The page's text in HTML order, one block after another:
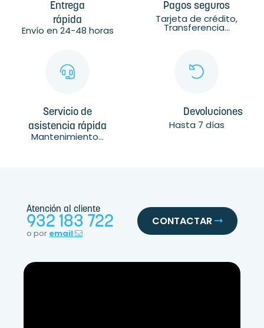
Entrega
rápida
Envío en 24-48 horas
Pagos seguros
Tarjeta de crédito,
Transferencia...
Servicio de
asistencia rápida
Mantenimiento...
Devoluciones
Hasta 7 días
Atención al cliente
932 183 722
o por email
CONTACTAR